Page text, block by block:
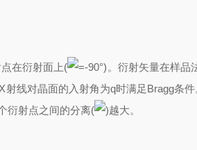
在衍射面上( =-90°)。衍射矢量在样品
射线对晶面的入射角为q时满足Bragg条件
衍射点之间的分离(
)越大。